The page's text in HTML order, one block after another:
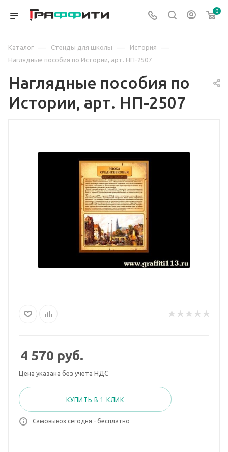
0
Каталог — Стенды для школы — История —
Наглядные пособия по Истории, арт. НП-2507
Наглядные пособия по
Истории, арт. НП-2507
4 570 руб.
Цена указана без учета НДС
КУПИТЬ В 1 КЛИК
Самовывоз сегодня - бесплатно